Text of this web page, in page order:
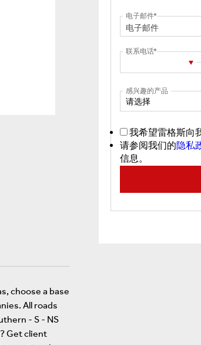
choose a base
All roads
- S - NS
Get client
电子邮件
联系电话
感兴趣的产品
请选择
我希望雷格斯向
请参阅我们的隐私
信息。